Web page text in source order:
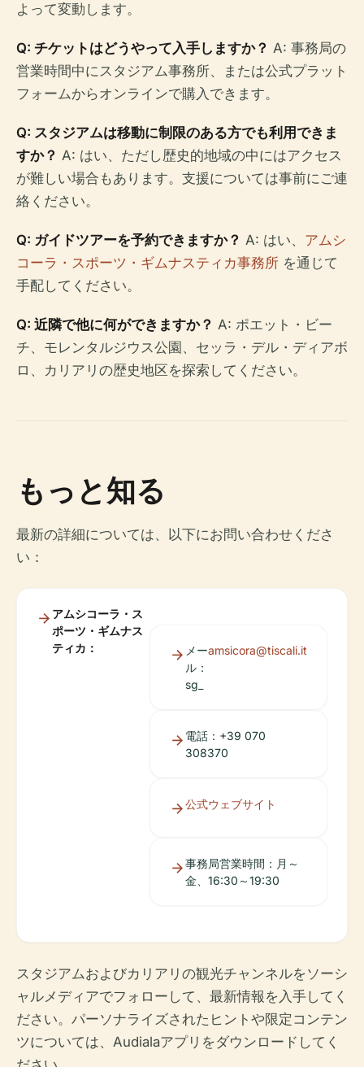
よって変動します。
Q: チケットはどうやって入手しますか？ A: 事務局の
営業時間中にスタジアム事務所、または公式プラット
フォームからオンラインで購入できます。
Q: スタジアムは移動に制限のある方でも利用できま
すか？ A: はい、ただし歴史的地域の中にはアクセス
が難しい場合もあります。支援については事前にご連
絡ください。
Q: ガイドツアーを予約できますか？ A: はい、 アムシ
コーラ・スポーツ・ギムナスティカ事務所 を通じて
手配してください。
Q: 近隣で他に何ができますか？ A: ポエット・ビー
チ、モレンタルジウス公園、セッラ・デル・ディアボ
ロ、カリアリの歴史地区を探索してください。
もっと知る
最新の詳細については、以下にお問い合わせくださ
い：
アムシコーラ・ス
ポーツ・ギムナス
ティカ：
メー
ル：
sg_
amsicora@tiscali.it
電話：+39 070
308370
公式ウェブサイト
事務局営業時間：月～
金、16:30～19:30
スタジアムおよびカリアリの観光チャンネルをソーシ
ャルメディアでフォローして、最新情報を入手してく
ださい。パーソナライズされたヒントや限定コンテン
ツについては、Audialaアプリをダウンロードしてく